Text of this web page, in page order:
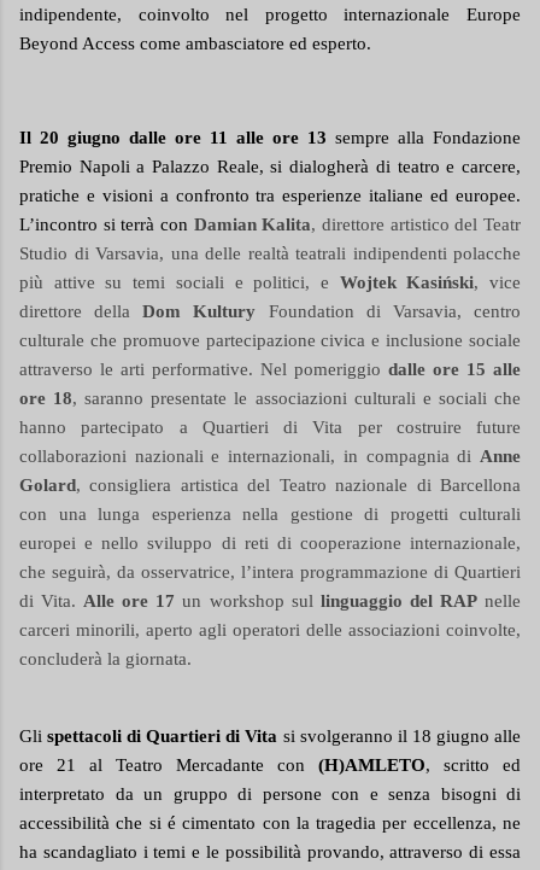
indipendente, coinvolto nel progetto internazionale Europe
Beyond Access come ambasciatore ed esperto.
Il 20 giugno dalle ore 11 alle ore 13 sempre alla Fondazione
Premio Napoli a Palazzo Reale, si dialogherà di teatro e carcere,
pratiche e visioni a confronto tra esperienze italiane ed europee.
L’incontro si terrà con Damian Kalita, direttore artistico del Teatr
Studio di Varsavia, una delle realtà teatrali indipendenti polacche
più attive su temi sociali e politici, e Wojtek Kasiński, vice
direttore dellaDom Kultury Foundation di Varsavia, centro
culturale che promuove partecipazione civica e inclusione sociale
attraverso le arti performative. Nel pomeriggio dalle ore 15 alle
ore 18, saranno presentate le associazioni culturali e sociali che
hanno partecipato a Quartieri di Vita per costruire future
collaborazioni nazionali e internazionali, in compagnia di Anne
Golard, consigliera artistica del Teatro nazionale di Barcellona
con una lunga esperienza nella gestione di progetti culturali
europei e nello sviluppo di reti di cooperazione internazionale,
che seguirà, da osservatrice, l’intera programmazione di Quartieri
di Vita. Alle ore 17un workshop sul linguaggio del RAPnelle
carceri minorili, aperto agli operatori delle associazioni coinvolte,
concluderà la giornata.
Glispettacoli di Quartieri di Vita si svolgeranno il 18 giugno alle
ore 21 al Teatro Mercadante con (H)AMLETO, scritto ed
interpretato da un gruppo di persone con e senza bisogni di
accessibilità che si é cimentato con la tragedia per eccellenza, ne
ha scandagliato i temi e le possibilità provando, attraverso di essa